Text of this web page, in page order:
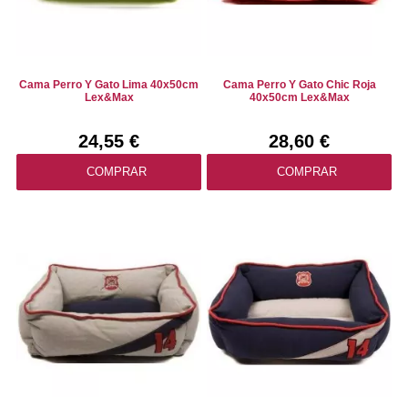
Cama Perro Y Gato Lima 40x50cm
Lex&Max
24,55 €
COMPRAR
Cama Perro Y Gato Chic Roja
40x50cm Lex&Max
28,60 €
COMPRAR